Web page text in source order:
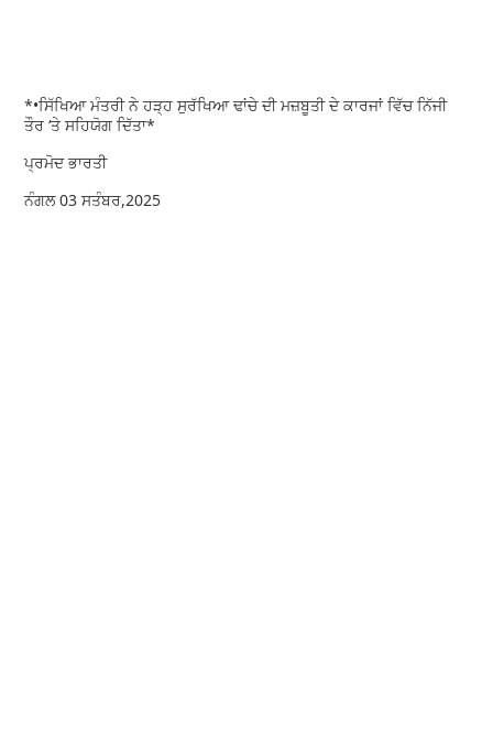
*•ਸਿੱਖਿਆ ਮੰਤਰੀ ਨੇ ਹੜ੍ਹ ਸੁਰੱਖਿਆ ਢਾਂਚੇ ਦੀ ਮਜ਼ਬੂਤੀ ਦੇ ਕਾਰਜਾਂ ਵਿੱਚ ਨਿੱਜੀ
ਤੌਰ ‘ਤੇ ਸਹਿਯੋਗ ਦਿੱਤਾ*
ਪ੍ਰਮੋਦ ਭਾਰਤੀ
ਨੰਗਲ 03 ਸਤੰਬਰ,2025